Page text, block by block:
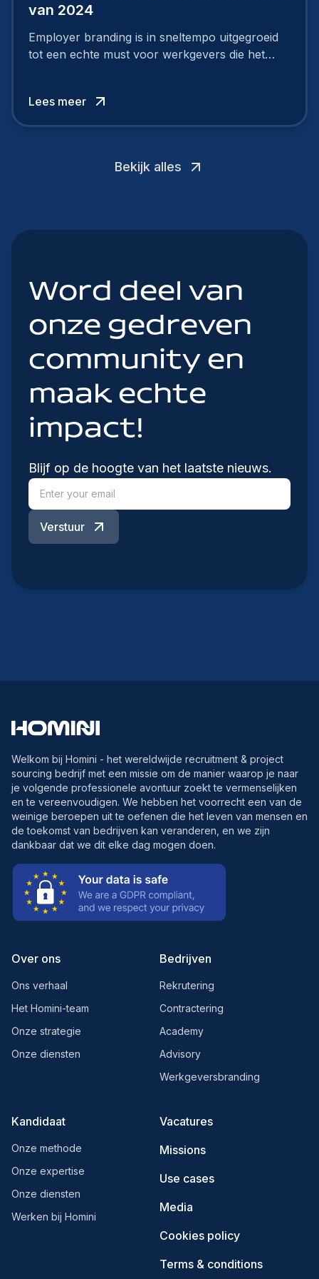
van 2024
Employer branding is in sneltempo uitgegroeid
tot een echte must voor werkgevers die het
Lees meer
Bekijk alles
Word deel van
onze gedreven
community en
maak echte
impact!
Blijf op de hoogte van het laatste nieuws.
Verstuur
Welkom bij Homini - het wereldwijde recruitment & project
sourcing bedrijf met een missie om de manier waarop je naar
je volgende professionele avontuur zoekt te vermenselijken
en te vereenvoudigen. We hebben het voorrecht een van de
weinige beroepen uit te oefenen die het leven van mensen en
de toekomst van bedrijven kan veranderen, en we zijn
dankbaar dat we dit elke dag mogen doen.
Over ons
Ons verhaal
Het Homini-team
Onze strategie
Onze diensten
Bedrijven
Rekrutering
Contractering
Academy
Advisory
Werkgeversbranding
Kandidaat
Onze methode
Onze expertise
Onze diensten
Werken bij Homini
Vacatures
Missions
Use cases
Media
Cookies policy
Terms & conditions